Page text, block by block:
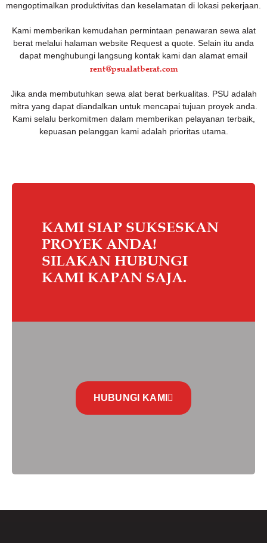
mengoptimalkan produktivitas dan keselamatan di lokasi pekerjaan.
Kami memberikan kemudahan permintaan penawaran sewa alat
berat melalui halaman website Request a quote. Selain itu anda
dapat menghubungi langsung kontak kami dan alamat email
rent@psualatberat.com
Jika anda membutuhkan sewa alat berat berkualitas. PSU adalah
mitra yang dapat diandalkan untuk mencapai tujuan proyek anda.
Kami selalu berkomitmen dalam memberikan pelayanan terbaik,
kepuasan pelanggan kami adalah prioritas utama.
KAMI SIAP SUKSESKAN
PROYEK ANDA!
SILAKAN HUBUNGI
KAMI KAPAN SAJA.
HUBUNGI KAMI